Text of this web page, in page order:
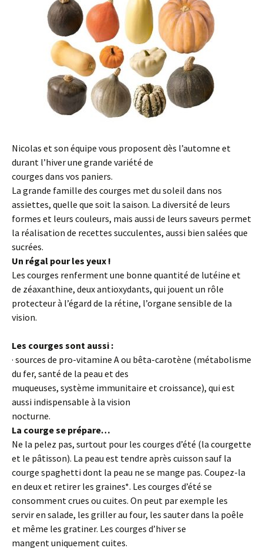
Nicolas et son équipe vous proposent dès l’automne et
durant l’hiver une grande variété de
courges dans vos paniers.
La grande famille des courges met du soleil dans nos
assiettes, quelle que soit la saison. La diversité de leurs
formes et leurs couleurs, mais aussi de leurs saveurs permet
la réalisation de recettes succulentes, aussi bien salées que
sucrées.
Un régal pour les yeux !
Les courges renferment une bonne quantité de lutéine et
de zéaxanthine, deux antioxydants, qui jouent un rôle
protecteur à l’égard de la rétine, l’organe sensible de la
vision.
Les courges sont aussi :
· sources de pro-vitamine A ou bêta-carotène (métabolisme
du fer, santé de la peau et des
muqueuses, système immunitaire et croissance), qui est
aussi indispensable à la vision
nocturne.
La courge se prépare…
Ne la pelez pas, surtout pour les courges d’été (la courgette
et le pâtisson). La peau est tendre après cuisson sauf la
courge spaghetti dont la peau ne se mange pas. Coupez-la
en deux et retirer les graines*. Les courges d’été se
consomment crues ou cuites. On peut par exemple les
servir en salade, les griller au four, les sauter dans la poêle
et même les gratiner. Les courges d’hiver se
mangent uniquement cuites.